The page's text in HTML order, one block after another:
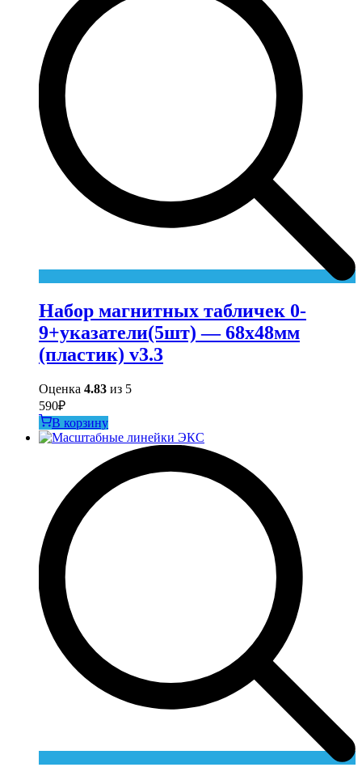
Набор магнитных табличек 0-
9+указатели(5шт) — 68х48мм
(пластик) v3.3
Оценка 4.83 из 5
590₽
В корзину